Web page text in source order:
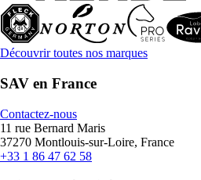
Découvrir toutes nos marques
SAV en France
Contactez-nous
11 rue Bernard Maris
37270 Montlouis-sur-Loire, France
+33 1 86 47 62 58